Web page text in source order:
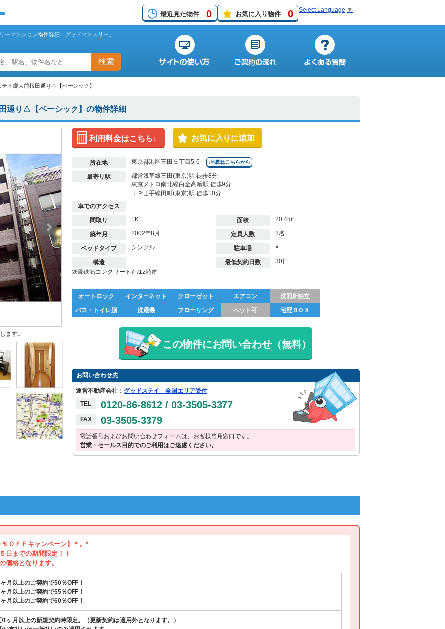
最近見た物件 0 お気に入り物件 0 Select Language ▼
マンション物件詳細「グッドマンスリー」
検索
テイ慶大前桜田通り△【ベーシック】
通り△【ベーシック】の物件詳細
ます。
利用料金はこちら↓ お気に入りに追加
所在地 東京都港区三田５丁目5-6 ↓地図はこちらから
最寄り駅
都営浅草線三田(東京)駅 徒歩8分
東京メトロ南北線白金高輪駅 徒歩9分
ＪＲ山手線田町(東京)駅 徒歩10分
車でのアクセス
間取り
1K 面積 20.4m²
築年月 2002年8月 定員人数 2名
ベッドタイプ シングル 駐車場 ×
構造
鉄骨鉄筋コンクリート造/12階建
最低契約日数 30日
オートロック インターネット クローゼット エアコン
洗面所独立
バス・トイレ別
洗濯機 フローリング ペット可 宅配ＢＯＸ
この物件にお問い合わせ（無料）
お問い合わせ先
運営不動産会社： グッドステイ 全国エリア受付
TEL
0120-86-8612 / 03-3505-3377
FAX 03-3505-3379
電話番号およびお問い合わせフォームは、お客様専用窓口です。
営業・セールス目的でのご利用はご遠慮ください。
ＯＦＦキャンペーン】＊。*
日までの期間限定！！
価格となります。
月以上のご契約で50％OFF！
月以上のご契約で55％OFF！
月以上のご契約で60％OFF！
ヶ月以上の新規契約時限定。（更新契約は適用外となります。）